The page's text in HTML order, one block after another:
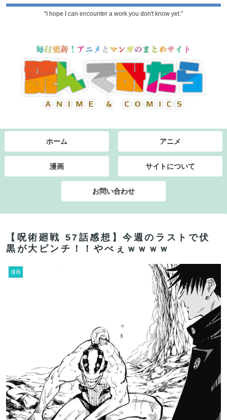
"I hope I can encounter a work you don't know yet."
ホーム アニメ
漫画 サイトについて
お問い合わせ
【呪術廻戦 57話感想】今週のラストで伏
黒が大ピンチ！！やべぇｗｗｗｗ
漫画